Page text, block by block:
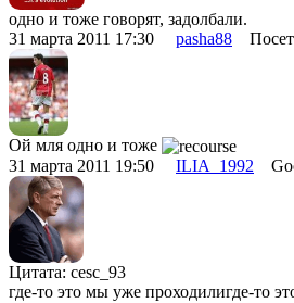
одно и тоже говорят, задолбали.
31 марта 2011 17:30 pasha88
Ой мля одно и тоже
31 марта 2011 19:50 ILIA_1992
Цитата: cesc_93
где-то это мы уже проходилигде-то